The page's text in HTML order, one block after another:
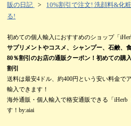
販の日記
>
10%割引で注文! 洗顔料&化
る!
初めての個人輸入におすすめのショップ「
サプリメントやコスメ、シャンプー、石鹸、
80％割引のお店の通販クーポン！初めての購
割引
送料は最安4ドル、約400円という安い料金で
輸入できます！
海外通販・個人輸入で格安通販できる「iHerb
す！by:aiai